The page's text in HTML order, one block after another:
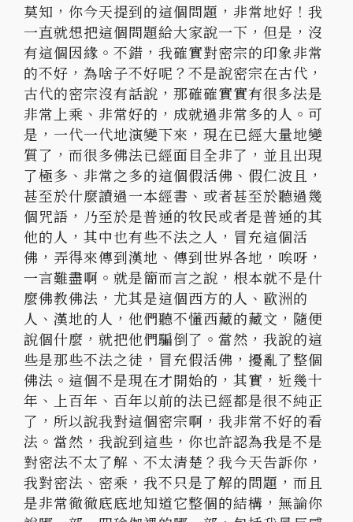
莫知， 你今天提到的這個問題，非常地好！ 我
一直就想把這個問題給大家說一下，但是，沒
有這個因緣。不錯， 我確實對密宗的印象非常
的不好，為啥子不好呢？ 不是說密宗在古代，
古代的密宗沒有話說， 那確確實實有很多法是
非常上乘、非常好的，成就過非常多的人。 可
是，一代一代地演變下來，現在已經大量地變
質了， 而很多佛法已經面目全非了，並且出現
了極多、 非常之多的這個假活佛、假仁波且，
甚至於什麼讀過一本經書、 或者甚至於聽過幾
個咒語， 乃至於是普通的牧民或者是普通的其
他的人，其中也有些不法之人， 冒充這個活
佛，弄得來傳到漢地、傳到世界各地，唉呀，
一言難盡啊。就是簡而言之說，根本就不是什
麼佛教佛法， 尤其是這個西方的人、歐洲的
人、漢地的人， 他們聽不懂西藏的藏文，隨便
說個什麼，就把他們騙倒了。當然， 我說的這
些是那些不法之徒，冒充假活佛，擾亂了整個
佛法。 這個不是現在才開始的，其實，近幾十
年、上百年、 百年以前的法已經都是很不純正
了，所以說我對這個密宗啊， 我非常不好的看
法。當然，我說到這些， 你也許認為我是不是
對密法不太了解、不太清楚？我今天告訴你，
我對密法、密乘，我不只是了解的問題， 而且
是非常徹徹底底地知道它整個的結構，無論你